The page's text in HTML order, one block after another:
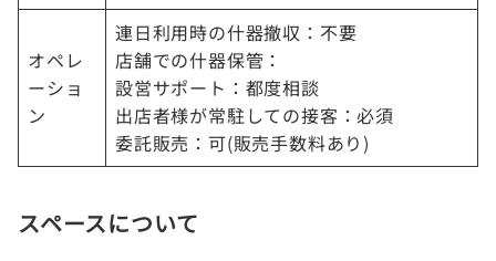
オペレ
ーショ
ン
連日利用時の什器撤収：不要
店舗での什器保管：
設営サポート：都度相談
出店者様が常駐しての接客：必須
委託販売：可(販売手数料あり)
スペースについて